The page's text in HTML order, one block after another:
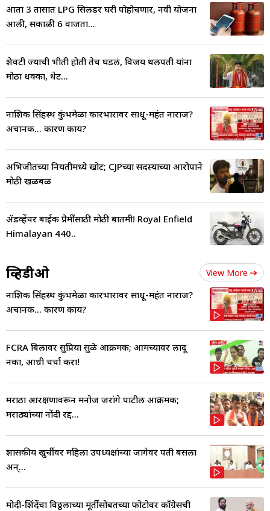
आता 3 तासात LPG सिलिंडर घरी पोहोचणार, नवी योजना
आली, सकाळी 6 वाजता...
शेवटी ज्याची भीती होती तेच घडलं, विजय थलपती यांना
मोठा धक्का, थेट...
नाशिक सिंहस्थ कुंभमेळा कारभारावर साधू-महंत नाराज?
अचानक... कारण काय?
अभिजीतच्या नियतीमध्ये खोट; CJPच्या सदस्याच्या आरोपाने
मोठी खळबळ
ॲडव्हेंचर बाईक प्रेमींसाठी मोठी बातमी! Royal Enfield
Himalayan 440..
व्हिडीओ View More
नाशिक सिंहस्थ कुंभमेळा कारभारावर साधू-महंत नाराज?
अचानक... कारण काय?
FCRA बिलावर सुप्रिया सुळे आक्रमक; आमच्यावर लादू
नका, आधी चर्चा करा!
मराठा आरक्षणावरून मनोज जरांगे पाटील आक्रमक;
मराठ्यांच्या नोंदी रद्द...
शासकीय खुर्चीवर महिला उपध्यक्षांच्या जागेवर पती बसला
अन्...
मोदी-शिंदेंचा विठ्ठलाच्या मूर्तीसोबतच्या फोटोवर काँग्रेसची